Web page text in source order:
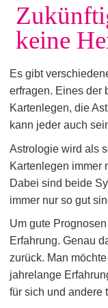
keine
Es gibt
erfragen. Eines der
Kartenlegen, die
kann jeder auch
Astrologie wird als
Kartenlegen immer
Dabei sind beide
immer nur so gut
Um gute
Erfahrung. Genau
zurück. Man
jahrelange
für sich und andere